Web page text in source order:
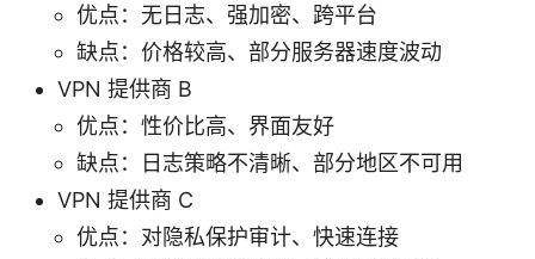
优点：无日志、强加密、跨平台
缺点：价格较高、部分服务器速度波动
VPN 提供商 B
优点：性价比高、界面友好
缺点：日志策略不清晰、部分地区不可用
VPN 提供商 C
优点：对隐私保护审计、快速连接